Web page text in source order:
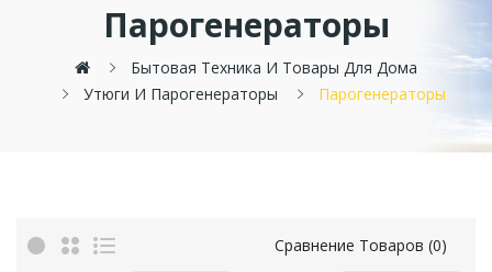
Парогенераторы
Бытовая Техника И Товары Для Дома
Утюги И Парогенераторы
Парогенераторы
Сравнение Товаров (0)